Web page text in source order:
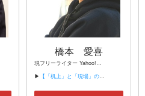
橋本 愛喜
現フリーライター Yahoo!ニュース個人オーサー 元工場経営者・トラックドライバー 日本語教師
▶ 【「机上」と「現場」の温度差】